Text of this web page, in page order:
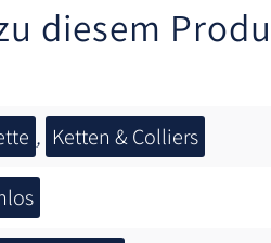
diesem
, Ketten & Colliers